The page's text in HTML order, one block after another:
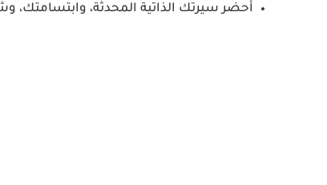
أحضر سيرتك الذاتية المحدثة، وابتسامتك،